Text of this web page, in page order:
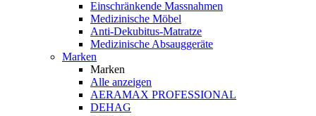
Einschränkende Massnahmen
Medizinische Möbel
Anti-Dekubitus-Matratze
Medizinische Absauggeräte
Marken
Marken
Alle anzeigen
AERAMAX PROFESSIONAL
DEHAG